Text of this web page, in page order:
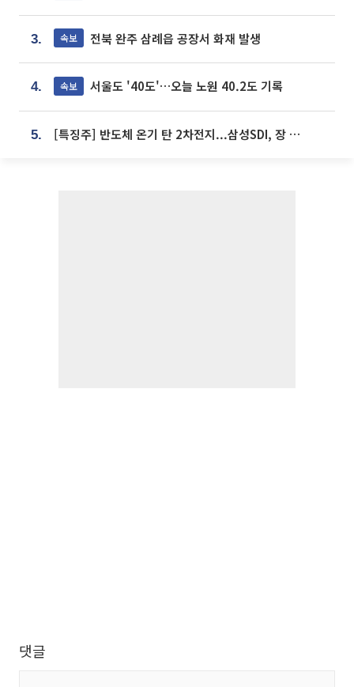
3. 속보 전북 완주 삼례읍 공장서 화재 발생
4. 속보 서울도 '40도'…오늘 노원 40.2도 기록
5. [특징주] 반도체 온기 탄 2차전지...삼성SDI, 장 초반 7% 넘게 껑충
댓글